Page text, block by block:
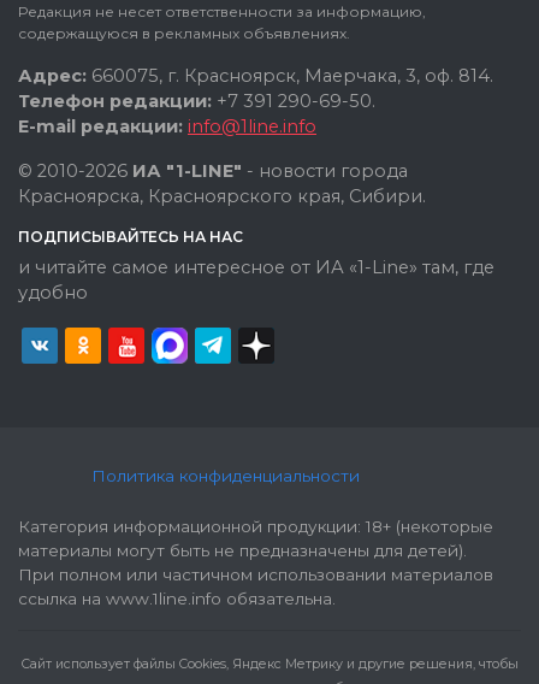
Редакция не несет ответственности за информацию,
содержащуюся в рекламных объявлениях.
Адрес: 660075, г. Красноярск, Маерчака, 3, оф. 814.
Телефон редакции: +7 391 290-69-50.
E-mail редакции: info@1line.info
© 2010-2026 ИА "1-LINE" - новости города
Красноярска, Красноярского края, Сибири.
ПОДПИСЫВАЙТЕСЬ НА НАС
и читайте самое интересное от ИА «1-Line» там, где
удобно
Политика конфиденциальности
Категория информационной продукции: 18+ (некоторые
материалы могут быть не предназначены для детей).
При полном или частичном использовании материалов
ссылка на www.1line.info обязательна.
Cайт использует файлы Cookies, Яндекс Метрику и другие решения, чтобы